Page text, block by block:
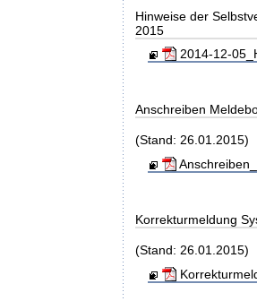
Hinweise der
2015
2014-12-
Anschreiben
(Stand: 26.01.2015)
Korrekturmeldung
(Stand: 26.01.2015)